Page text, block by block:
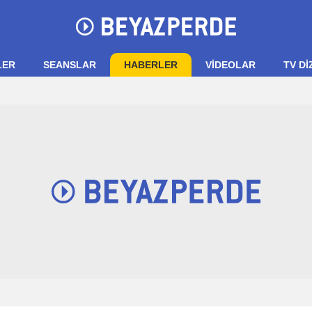
SEANSLAR HABERLER VIDEOLAR TV